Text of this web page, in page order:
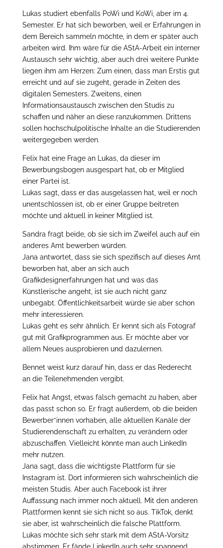
Lukas studiert ebenfalls PoWi und KoWi, aber im 4.
Semester. Er hat sich beworben, weil er Erfahrungen in
dem Bereich sammeln möchte, in dem er später auch
arbeiten wird. Ihm wäre für die AStA-Arbeit ein interner
Austausch sehr wichtig, aber auch drei weitere Punkte
liegen ihm am Herzen: Zum einen, dass man Erstis gut
erreicht und auf sie zugeht, gerade in Zeiten des
digitalen Semesters. Zweitens, einen
Informationsaustausch zwischen den Studis zu
schaffen und näher an diese ranzukommen. Drittens
sollen hochschulpolitische Inhalte an die Studierenden
weitergegeben werden.
Felix hat eine Frage an Lukas, da dieser im
Bewerbungsbogen ausgespart hat, ob er Mitglied
einer Partei ist.
Lukas sagt, dass er das ausgelassen hat, weil er noch
unentschlossen ist, ob er einer Gruppe beitreten
möchte und aktuell in keiner Mitglied ist.
Sandra fragt beide, ob sie sich im Zweifel auch auf ein
anderes Amt bewerben würden.
Jana antwortet, dass sie sich spezifisch auf dieses Amt
beworben hat, aber an sich auch
Grafikdesignerfahrungen hat und was das
Künstlerische angeht, ist sie auch nicht ganz
unbegabt. Öffentlichkeitsarbeit würde sie aber schon
mehr interessieren.
Lukas geht es sehr ähnlich. Er kennt sich als Fotograf
gut mit Grafikprogrammen aus. Er möchte aber vor
allem Neues ausprobieren und dazulernen.
Bennet weist kurz darauf hin, dass er das Rederecht
an die Teilenehmenden vergibt.
Felix hat Angst, etwas falsch gemacht zu haben, aber
das passt schon so. Er fragt außerdem, ob die beiden
Bewerber*innen vorhaben, alle aktuellen Kanäle der
Studierendenschaft zu erhalten, zu verändern oder
abzuschaffen. Vielleicht könnte man auch LinkedIn
mehr nutzen.
Jana sagt, dass die wichtigste Plattform für sie
Instagram ist. Dort informieren sich wahrscheinlich die
meisten Studis. Aber auch Facebook ist ihrer
Auffassung nach immer noch aktuell. Mit den anderen
Plattformen kennt sie sich nicht so aus. TikTok, denkt
sie aber, ist wahrscheinlich die falsche Plattform.
Lukas möchte sich sehr stark mit dem AStA-Vorsitz